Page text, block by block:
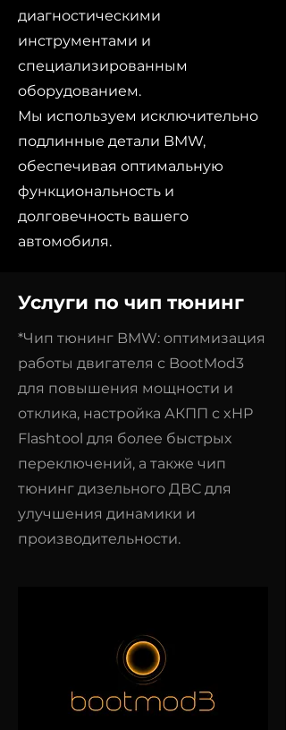
диагностическими
инструментами и
специализированным
оборудованием.
Мы используем исключительно
подлинные детали BMW,
обеспечивая оптимальную
функциональность и
долговечность вашего
автомобиля.
Услуги по чип тюнинг
*Чип тюнинг BMW: оптимизация
работы двигателя с BootMod3
для повышения мощности и
отклика, настройка АКПП с xHP
Flashtool для более быстрых
переключений, а также чип
тюнинг дизельного ДВС для
улучшения динамики и
производительности.